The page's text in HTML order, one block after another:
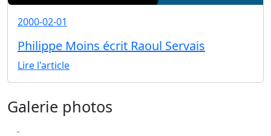
2000-02-01
Philippe Moins écrit Raoul Servais
Lire l'article
Galerie photos